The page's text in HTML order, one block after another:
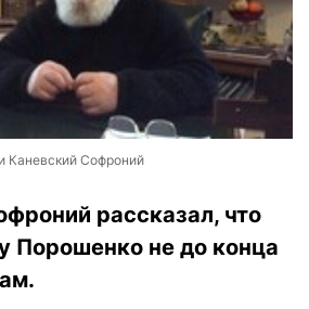
Каневский Софроний
рассказал, что
Порошенко не до конца